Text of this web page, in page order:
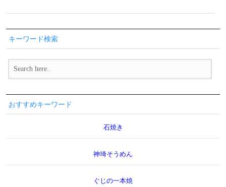
キーワード検索
おすすめキーワード
石焼き
神埼そうめん
ぐじの一本焼